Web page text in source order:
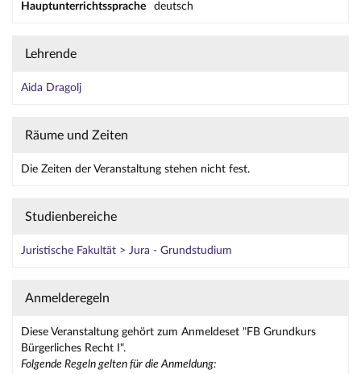
Hauptunterrichtssprache deutsch
Lehrende
Aida Dragolj
Räume und Zeiten
Die Zeiten der Veranstaltung stehen nicht fest.
Studienbereiche
Juristische Fakultät > Jura - Grundstudium
Anmelderegeln
Diese Veranstaltung gehört zum Anmeldeset "FB Grundkurs
Bürgerliches Recht I".
Folgende Regeln gelten für die Anmeldung: